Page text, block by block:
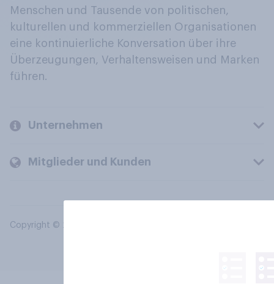
Menschen und Tausende von politischen,
kulturellen und kommerziellen Organisationen
eine kontinuierliche Konversation über ihre
Überzeugungen, Verhaltensweisen und Marken
führen.
Unternehmen
Mitglieder und Kunden
Copyright © 2026 YouGov PLC. Alle Rechte vorbehalten.